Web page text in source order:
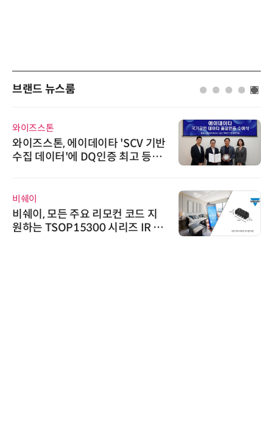
브랜드 뉴스룸
와이즈스톤
와이즈스톤, 에이데이타 'SCV 기반
수집 데이터'에 DQ인증 최고 등급
비쉐이
비쉐이, 모든 주요 리모컨 코드 지
원하는 TSOP15300 시리즈 IR 수